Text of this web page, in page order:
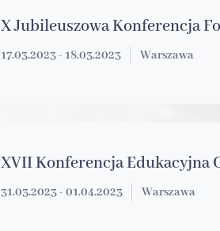
X Jubileuszowa Konferencja
17.03.2023 - 18.03.2023 Warszawa
XVII Konferencja Edukacyjna
31.03.2023 - 01.04.2023 Warszawa